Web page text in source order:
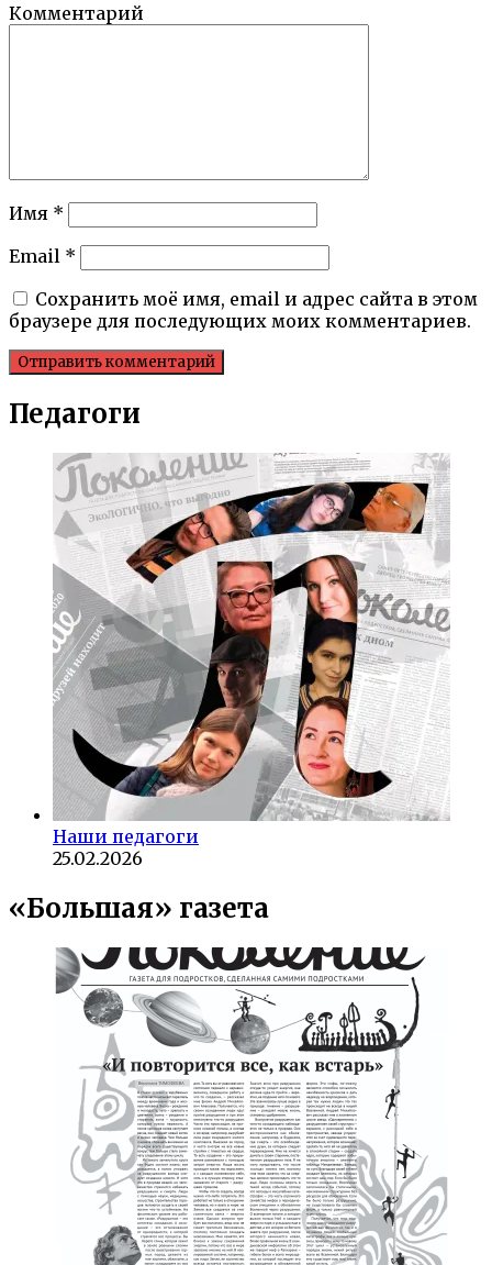
Комментарий
Имя *
Email *
Сохранить моё имя, email и адрес сайта в этом
браузере для последующих моих комментариев.
Педагоги
Наши педагоги
25.02.2026
«Большая» газета